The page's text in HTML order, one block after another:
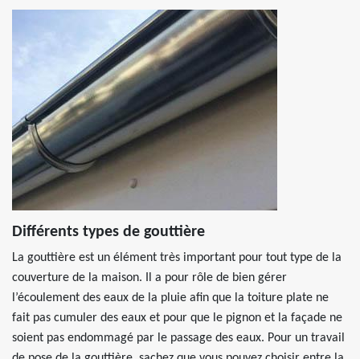
Différents types de gouttière
La gouttière est un élément très important pour tout type de la
couverture de la maison. Il a pour rôle de bien gérer
l’écoulement des eaux de la pluie afin que la toiture plate ne
fait pas cumuler des eaux et pour que le pignon et la façade ne
soient pas endommagé par le passage des eaux. Pour un travail